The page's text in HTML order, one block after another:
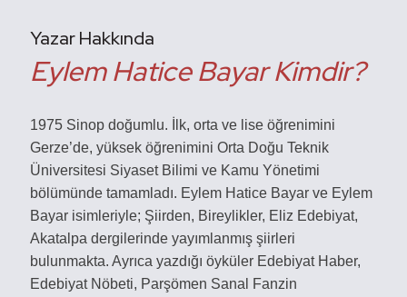
Yazar Hakkında
Eylem Hatice Bayar Kimdir?
1975 Sinop doğumlu. İlk, orta ve lise öğrenimini
Gerze’de, yüksek öğrenimini Orta Doğu Teknik
Üniversitesi Siyaset Bilimi ve Kamu Yönetimi
bölümünde tamamladı. Eylem Hatice Bayar ve Eylem
Bayar isimleriyle; Şiirden, Bireylikler, Eliz Edebiyat,
Akatalpa dergilerinde yayımlanmış şiirleri
bulunmakta. Ayrıca yazdığı öyküler Edebiyat Haber,
Edebiyat Nöbeti, Parşömen Sanal Fanzin